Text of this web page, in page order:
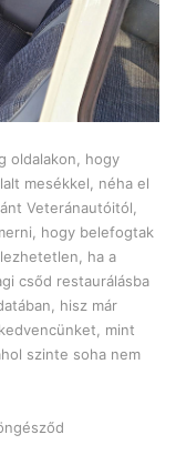
oldalakon, hogy
mesékkel, néha el
Veteránautóitól,
hogy belefogtak
ha a
csőd restaurálásba
hisz már
mint
szinte soha nem